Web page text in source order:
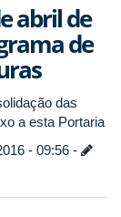
abril de
de
das
a esta Portaria
- 09:56 -